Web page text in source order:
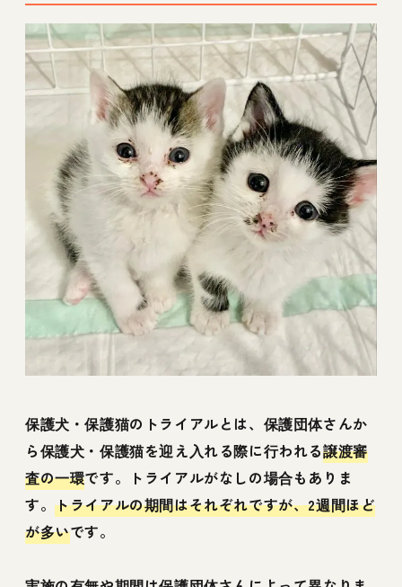
保護犬・保護猫のトライアルとは、保護団体さんか
ら保護犬・保護猫を迎え入れる際に行われる譲渡審
査の一環です。トライアルがなしの場合もありま
す。トライアルの期間はそれぞれですが、2週間ほど
が多いです。